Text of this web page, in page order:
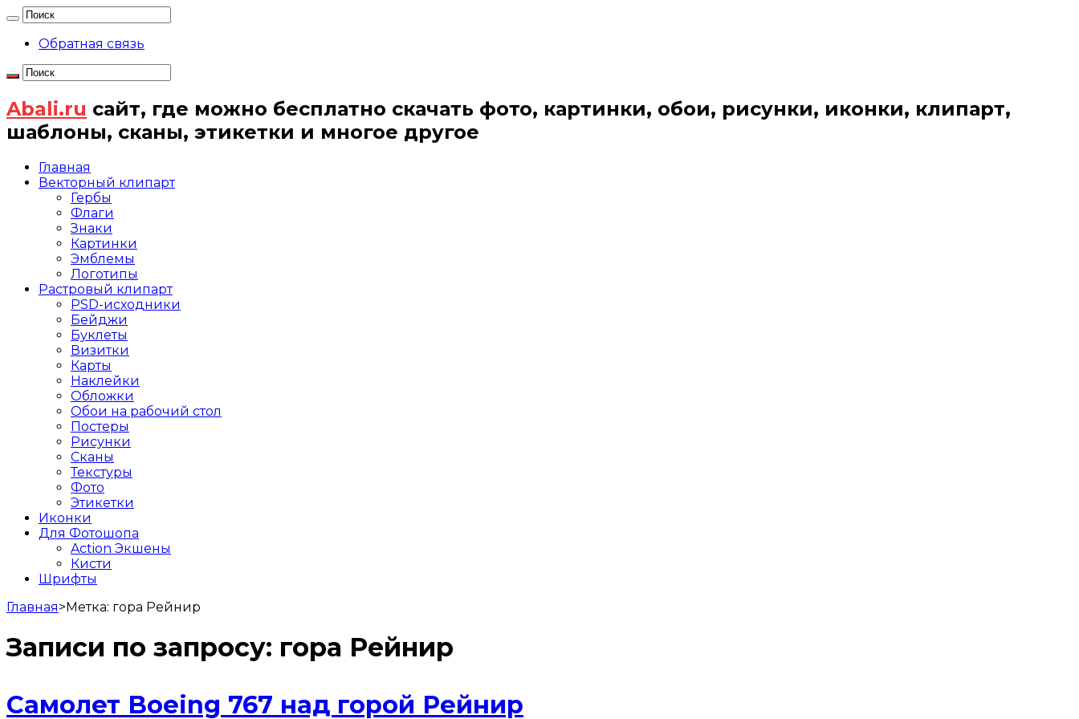
Обратная связь
Abali.ru сайт, где можно бесплатно скачать фото, картинки, обои, рисунки, иконки, клипарт,
шаблоны, сканы, этикетки и многое другое
Главная
Векторный клипарт
Гербы
Флаги
Знаки
Картинки
Эмблемы
Логотипы
Растровый клипарт
PSD-исходники
Бейджи
Буклеты
Визитки
Карты
Наклейки
Обложки
Обои на рабочий стол
Постеры
Рисунки
Сканы
Текстуры
Фото
Этикетки
Иконки
Для Фотошопа
Action Экшены
Кисти
Шрифты
Главная>Метка: гора Рейнир
Записи по запросу: гора Рейнир
Самолет Boeing 767 над горой Рейнир